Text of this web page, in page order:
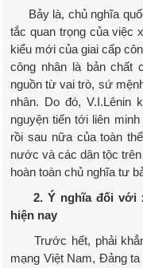
Bảy là, chủ nghĩa
tắc quan trọng của việc
kiểu mới của giai cấp
công nhân là bản chất
nguồn từ vai trò, sứ
nhân. Do đó, V.I.Lênin
nguyện tiến tới liên
rồi sau nữa của toàn
nước và các dân tộc
hoàn toàn chủ nghĩa tư
2. Ý nghĩa đối với
hiện nay
Trước hết, phải
mạng Việt Nam, Đảng